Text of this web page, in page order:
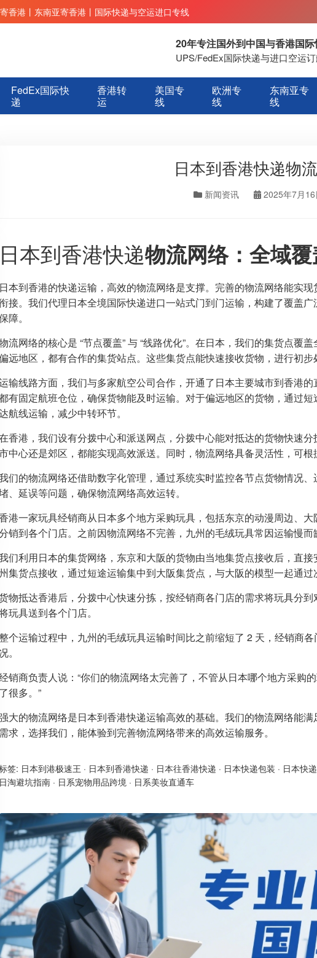
香港丨东南亚寄香港丨国际快递与空运进口专线
20年专注国外到中国与香港国
UPS/FedEx国际快递与进口空运
FedEx国际快
递
香港转
运
美国专
线
欧洲专
线
东南亚专
线
日本到香港快递物
新闻资讯 2025年7月16
日本到香港快递物流网络：全域
日本到香港的快递运输，高效的物流网络是支撑。完善的物流网络能实
接。我们代理日本全境国际快递进口一站式门到门运输，构建了覆盖
障。
流网络的核心是 “节点覆盖” 与 “线路优化”。在日本，我们的集货点覆
远地区，都有合作的集货站点。这些集货点能快速接收货物，进行初步
输线路方面，我们与多家航空公司合作，开通了日本主要城市到香港
有固定航班仓位，确保货物能及时运输。对于偏远地区的货物，通过
航线运输，减少中转环节。
香港，我们设有分拨中心和派送网点，分拨中心能对抵达的货物快速
中心还是郊区，都能实现高效派送。同时，物流网络具备灵活性，可根
们的物流网络还借助数字化管理，通过系统实时监控各节点货物情况
、延误等问题，确保物流网络高效运转。
港一家玩具经销商从日本多个地方采购玩具，包括东京的动漫周边、
销到各个门店。之前因物流网络不完善，九州的毛绒玩具常因运输慢而
们利用日本的集货网络，东京和大阪的货物由当地集货点接收后，直
集货点接收，通过短途运输集中到大阪集货点，与大阪的模型一起通过
物抵达香港后，分拨中心快速分拣，按经销商各门店的需求将玩具分
玩具送到各个门店。
个运输过程中，九州的毛绒玩具运输时间比之前缩短了 2 天，经销商
况。
销商负责人说：“你们的物流网络太完善了，不管从日本哪个地方采购
了很多。”
大的物流网络是日本到香港快递运输高效的基础。我们的物流网络能
需求，选择我们，能体验到完善物流网络带来的高效运输服务。
签: 日本到港极速王 · 日本到香港快递 · 日本往香港快递 · 日本快递包装 · 日本快
日淘避坑指南 · 日系宠物用品跨境 · 日系美妆直通车